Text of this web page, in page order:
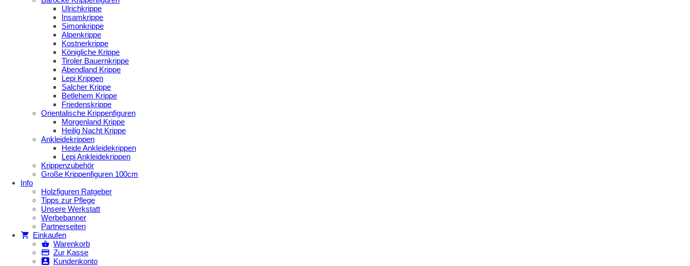
Ulrichkrippe
Insamkrippe
Simonkrippe
Alpenkrippe
Kostnerkrippe
Königliche Krippe
Tiroler Bauernkrippe
Abendland Krippe
Lepi Krippen
Salcher Krippe
Betlehem Krippe
Friedenskrippe
Orientalische Krippenfiguren
Morgenland Krippe
Heilig Nacht Krippe
Ankleidekrippen
Heide Ankleidekrippen
Lepi Ankleidekrippen
Krippenzubehör
Große Krippenfiguren 100cm
Info
Holzfiguren Ratgeber
Tipps zur Pflege
Unsere Werkstatt
Werbebanner
Partnerseiten
Einkaufen
Warenkorb
Zur Kasse
Kundenkonto